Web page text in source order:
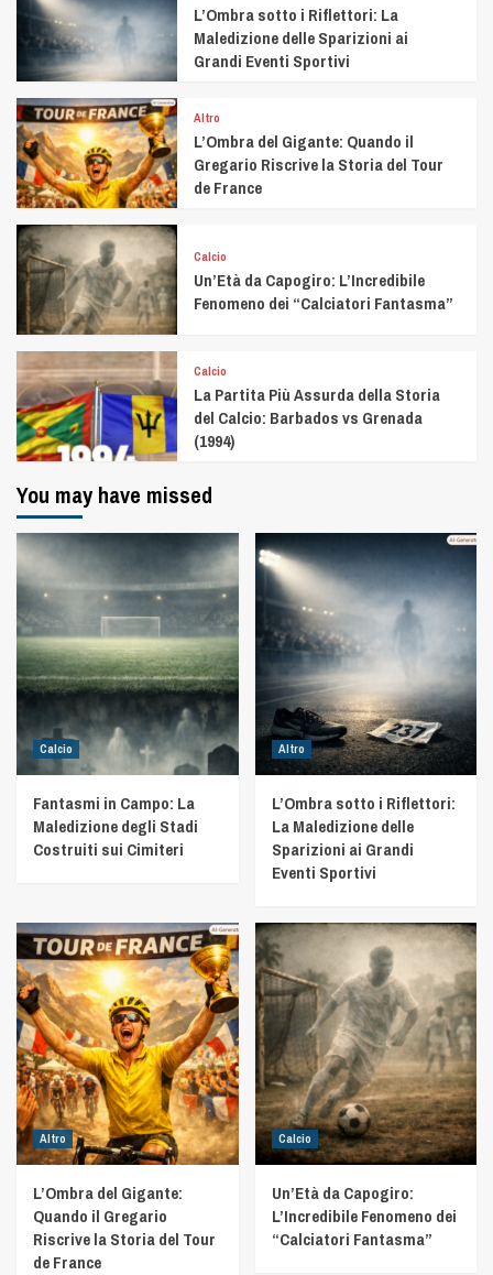
L’Ombra sotto i Riflettori: La
Maledizione delle Sparizioni ai
Grandi Eventi Sportivi
Altro
L’Ombra del Gigante: Quando il
Gregario Riscrive la Storia del Tour
de France
Calcio
Un’Età da Capogiro: L’Incredibile
Fenomeno dei “Calciatori Fantasma”
Calcio
La Partita Più Assurda della Storia
del Calcio: Barbados vs Grenada
(1994)
You may have missed
Calcio
Fantasmi in Campo: La
Maledizione degli Stadi
Costruiti sui Cimiteri
Altro
L’Ombra sotto i Riflettori:
La Maledizione delle
Sparizioni ai Grandi
Eventi Sportivi
Altro
L’Ombra del Gigante:
Quando il Gregario
Riscrive la Storia del Tour
de France
Calcio
Un’Età da Capogiro:
L’Incredibile Fenomeno dei
“Calciatori Fantasma”